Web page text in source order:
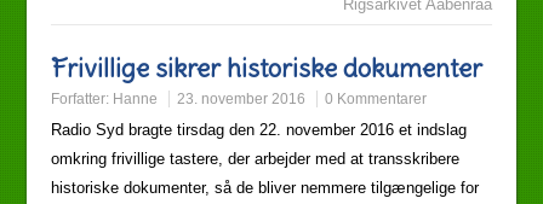
Rigsarkivet Aabenraa
Frivillige sikrer historiske dokumenter
Forfatter: Hanne 23. november 2016 0 Kommentarer
Radio Syd bragte tirsdag den 22. november 2016 et indslag
omkring frivillige tastere, der arbejder med at transskribere
historiske dokumenter, så de bliver nemmere tilgængelige for